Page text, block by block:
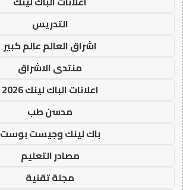
التدريس
اشراق العالم عالم كبير
منتدى الاشراق
اعلانات الباك لينك 2026
مدسن طب
باك لينك وجيست بوست
مصادر التعليم
مجلة تقنية